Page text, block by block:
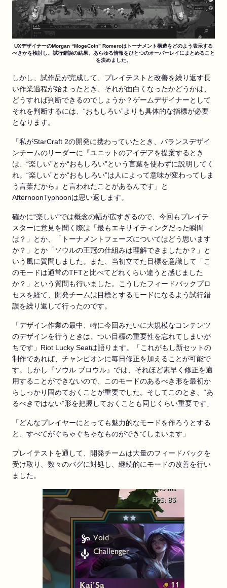
UXデザイナーのMorgan “MogeCoin” Romeroはトーナメント構造をどのよう表示する
べきかを検討し、試行錯誤の結果、あらゆる情報をひとつのオーバーレイにまとめること
を決めました。
しかし、試作品が完成して、プレイテストと改善を繰り返す長
い作業過程が始まったとき、それが面白くなったかどうかは、
どうすれば判断できるのでしょうか？ゲームデザイナーとして
それを判断するには、“おもしろい”よりも具体的な指標が必要
となります。
「私がStarCraft 2の開発に携わっていたとき、バランスデザイ
ンチームのリーダーに『ユニットのアイデアを提案するとき
は、“楽しい”とか“おもしろい”という言葉を使わずに説明してく
れ。“楽しい”とか“おもしろい”は人によって意味が変わってしま
う言葉だから』と言われたことがあるんです」と
AfternoonTyphoonは思い返します。
確かに“楽しい”では概念の幅が広すぎるので、今回もプレイテ
スターに意見を聞く際は「最もエキサイティングだった瞬間
は？」とか、「トーナメントフェーズについてはどう思います
か？」とか「ソウルの王冠の仕組みは理解できましたか？」と
いう風に質問しました。また、当初立てた目標を意識して「こ
のモードは通常のTFTと比べてどれくらい違うと感じました
か？」という質問も行いました。こうしたフィードバックプロ
セスを経て、開発チームは目標とするモードになるよう試行錯
誤を繰り返して行ったのです。
「デザイン作業の最中、特に今回みたいに大規模なコンテンツ
のデザインを行うときは、つい目標の重要性を忘れてしまいが
ちです」Riot Lucky Seatは語ります。「これがもし新セットの
制作であれば、チャンピオンに毎日修正を加えることが可能で
す。しかし『ソウル ブロウル』では、それほど素早く修正を適
用することができないので、このモードのあるべき形を最初か
らしっかり固めておくことが重要でした。そしてこのとき、“あ
るべきではない”形を把握しておくことも同じくらい重要です」
「どんなプレイヤーにとっても魅力的なモードを作ろうとする
と、すべてがぐちゃぐちゃなものができてしまいます」
プレイテストを通して、開発チームは大量のフィードバックを
受け取り、数々のバグに対処し、継続的にモードの改善を行い
ました。